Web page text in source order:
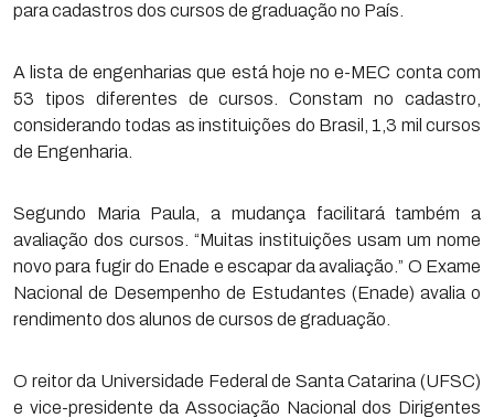
para cadastros dos cursos de graduação no País.
A lista de engenharias que está hoje no e-MEC conta com
53 tipos diferentes de cursos. Constam no cadastro,
considerando todas as instituições do Brasil, 1,3 mil cursos
de Engenharia.
Segundo Maria Paula, a mudança facilitará também a
avaliação dos cursos. “Muitas instituições usam um nome
novo para fugir do Enade e escapar da avaliação.” O Exame
Nacional de Desempenho de Estudantes (Enade) avalia o
rendimento dos alunos de cursos de graduação.
O reitor da Universidade Federal de Santa Catarina (UFSC)
e vice-presidente da Associação Nacional dos Dirigentes